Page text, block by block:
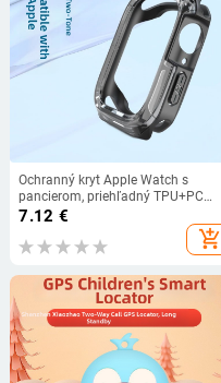
Ochranný kryt Apple Watch s
pancierom, priehľadný TPU+PC
(materiál TPU+PC)
7.12 €
add_shopping_cart